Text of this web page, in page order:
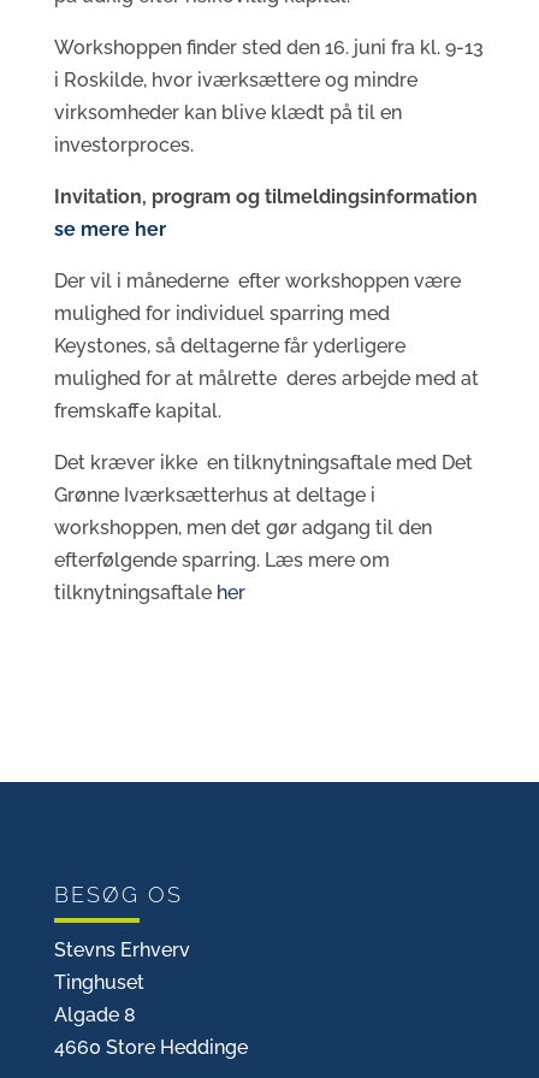
Workshoppen finder sted den 16. juni fra kl. 9-13
i Roskilde, hvor iværksættere og mindre
virksomheder kan blive klædt på til en
investorproces.
Invitation, program og tilmeldingsinformation
se mere her
Der vil i månederne efter workshoppen være
mulighed for individuel sparring med
Keystones, så deltagerne får yderligere
mulighed for at målrette deres arbejde med at
fremskaffe kapital.
Det kræver ikke en tilknytningsaftale med Det
Grønne Iværksætterhus at deltage i
workshoppen, men det gør adgang til den
efterfølgende sparring. Læs mere om
tilknytningsaftale her
BESØG OS
Stevns Erhverv
Tinghuset
Algade 8
4660 Store Heddinge